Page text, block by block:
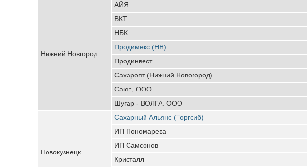
Нижний Новгород
АЙЯ
ВКТ
НБК
Продимекс (НН)
Продинвест
Сахаропт (Нижний Новогород)
Саюс, ООО
Шугар - ВОЛГА, ООО
Новокузнецк
Сахарный Альянс (Торгсиб)
ИП Пономарева
ИП Самсонов
Кристалл